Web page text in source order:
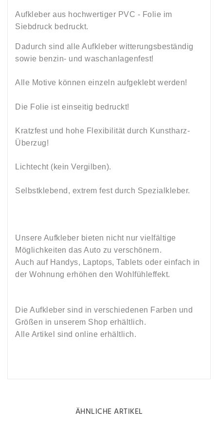
Aufkleber aus hochwertiger PVC - Folie im
Siebdruck bedruckt.
Dadurch sind alle Aufkleber witterungsbeständig
sowie benzin- und waschanlagenfest!
Alle Motive können einzeln aufgeklebt werden!
Die Folie ist einseitig bedruckt!
Kratzfest und hohe Flexibilität durch Kunstharz-
Überzug!
Lichtecht (kein Vergilben).
Selbstklebend, extrem fest durch Spezialkleber.
Unsere Aufkleber bieten nicht nur vielfältige
Möglichkeiten das Auto zu verschönern.
Auch auf Handys, Laptops, Tablets oder einfach in
der Wohnung erhöhen den Wohlfühleffekt.
Die Aufkleber sind in verschiedenen Farben und
Größen in unserem Shop erhältlich.
Alle Artikel sind online erhältlich.
ÄHNLICHE ARTIKEL